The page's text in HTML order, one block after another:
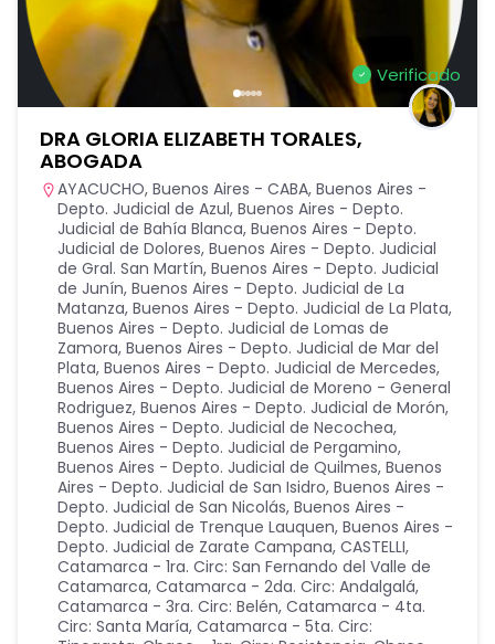
Verificado
DRA GLORIA ELIZABETH TORALES,
ABOGADA
AYACUCHO, Buenos Aires - CABA, Buenos Aires -
Depto. Judicial de Azul, Buenos Aires - Depto.
Judicial de Bahía Blanca, Buenos Aires - Depto.
Judicial de Dolores, Buenos Aires - Depto. Judicial
de Gral. San Martín, Buenos Aires - Depto. Judicial
de Junín, Buenos Aires - Depto. Judicial de La
Matanza, Buenos Aires - Depto. Judicial de La Plata,
Buenos Aires - Depto. Judicial de Lomas de
Zamora, Buenos Aires - Depto. Judicial de Mar del
Plata, Buenos Aires - Depto. Judicial de Mercedes,
Buenos Aires - Depto. Judicial de Moreno - General
Rodriguez, Buenos Aires - Depto. Judicial de Morón,
Buenos Aires - Depto. Judicial de Necochea,
Buenos Aires - Depto. Judicial de Pergamino,
Buenos Aires - Depto. Judicial de Quilmes, Buenos
Aires - Depto. Judicial de San Isidro, Buenos Aires -
Depto. Judicial de San Nicolás, Buenos Aires -
Depto. Judicial de Trenque Lauquen, Buenos Aires -
Depto. Judicial de Zarate Campana, CASTELLI,
Catamarca - 1ra. Circ: San Fernando del Valle de
Catamarca, Catamarca - 2da. Circ: Andalgalá,
Catamarca - 3ra. Circ: Belén, Catamarca - 4ta.
Circ: Santa María, Catamarca - 5ta. Circ: